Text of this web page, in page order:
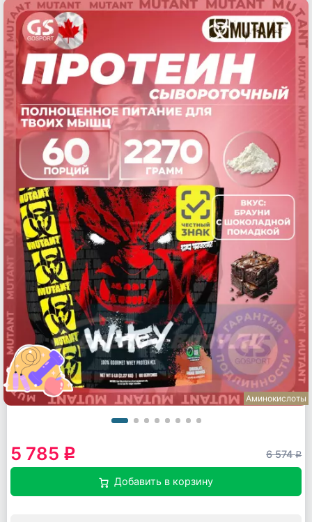
Аминокислоты
5 785 q 6 574q
Добавить в корзину